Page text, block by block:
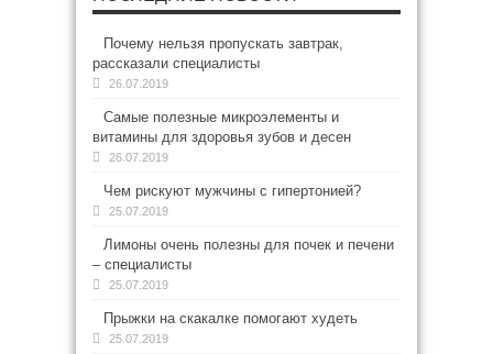
Почему нельзя пропускать завтрак,
рассказали специалисты
26.07.2019
Самые полезные микроэлементы и
витамины для здоровья зубов и десен
26.07.2019
Чем рискуют мужчины с гипертонией?
25.07.2019
Лимоны очень полезны для почек и печени
– специалисты
25.07.2019
Прыжки на скакалке помогают худеть
25.07.2019